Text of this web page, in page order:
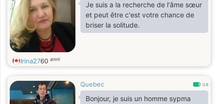
Je suis a la recherche de l'âme sœur
et peut être c'est votre chance de
briser la solitude.
Irina2760 anni
Quebec 0.8
Bonjour, je suis un homme sypma